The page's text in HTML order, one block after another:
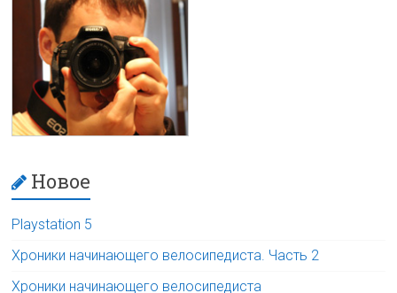
Новое
Playstation 5
Хроники начинающего велосипедиста. Часть 2
Хроники начинающего велосипедиста